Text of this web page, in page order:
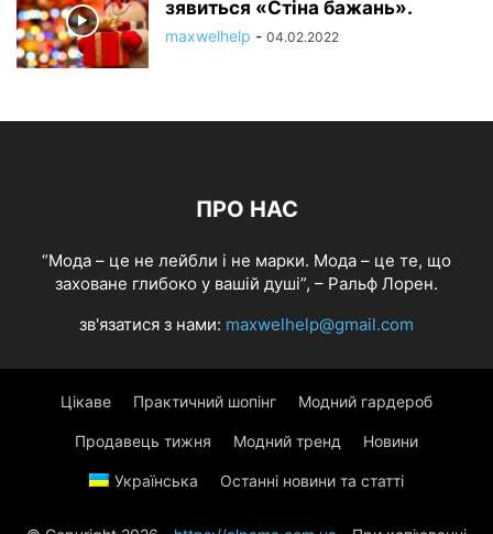
зявиться «Стіна бажань».
maxwelhelp - 04.02.2022
ПРО НАС
“Мода – це не лейбли і не марки. Мода – це те, що
заховане глибоко у вашій душі”, – Ральф Лорен.
зв'язатися з нами: maxwelhelp@gmail.com
Цікаве Практичний шопінг Модний гардероб
Продавець тижня Модний тренд Новини
Українська Останні новини та статті